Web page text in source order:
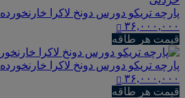
پارچه تریکو دورس دونخ لاکرا
۳۶,۰۰۰,۰۰۰
قیمت هر طاقه
پارچه تریکو دورس دونخ لاکرا
۳۶,۰۰۰,۰۰۰
قیمت هر طاقه